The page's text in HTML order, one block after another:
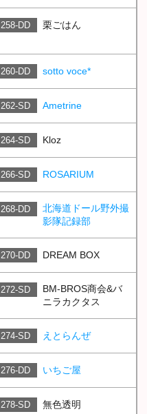
258-DD 栗ごはん
260-DD sotto voce*
262-SD Ametrine
264-SD Kloz
266-SD ROSARIUM
268-DD
北海道ドール野外撮
影隊記録部
270-DD DREAM BOX
272-SD
BM-BROS商会&バ
ニラカクタス
274-SD えとらんぜ
276-DD いちご屋
278-SD 無色透明